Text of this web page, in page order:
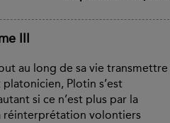
III
au long de sa vie transmettre
platonicien, Plotin s’est
si ce n’est plus par la
réinterprétation volontiers